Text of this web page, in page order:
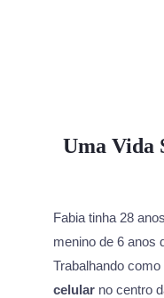
Uma Vida
Fabia tinha 28
menino de 6 anos
Trabalhando
celular no centro